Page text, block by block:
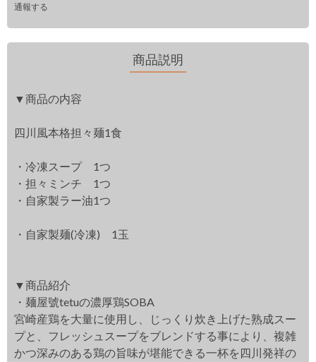
通報する
商品説明
▼商品の内容
四川風本格担々麺1食
・冷凍スープ 1つ
・担々ミンチ 1つ
・自家製ラー油1つ
・自家製麺(冷凍) 1玉
▼商品紹介
・麺屋號tetuの濃厚鶏SOBA
宮崎産鶏を大量に使用し、じっくり炊き上げた熟成スー
プと、フレッシュスープをブレンドする事により、複雑
かつ深みのある鶏の旨味が堪能できる一杯を四川発祥の